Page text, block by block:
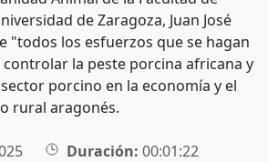
de Zaragoza, Juan José
"todos los esfuerzos que se hagan
la peste porcina africana y
porcino en la economía y el
rural aragonés.
Duración: 00:01:22